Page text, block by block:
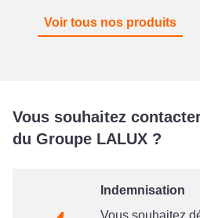
Voir tous nos produits
Vous souhaitez
du Groupe LALUX ?
Indemnisation
Vous souhaitez